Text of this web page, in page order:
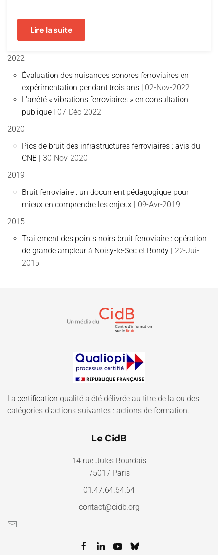
Lire la suite
Bruit ferroviaire : archives
2022
Évaluation des nuisances sonores ferroviaires en
expérimentation pendant trois ans | 02-Nov-2022
L'arrêté « vibrations ferroviaires » en consultation
publique | 07-Déc-2022
2020
Pics de bruit des infrastructures ferroviaires : avis du
CNB | 30-Nov-2020
2019
Bruit ferroviaire : un document pédagogique pour
mieux en comprendre les enjeux | 09-Avr-2019
2015
Traitement des points noirs bruit ferroviaire : opération
de grande ampleur à Noisy-le-Sec et Bondy | 22-Jui-
2015
La certification qualité a été délivrée au titre de la ou des
catégories d'actions suivantes : actions de formation.
Le CidB
14 rue Jules Bourdais
75017 Paris
01.47.64.64.64
contact@cidb.org